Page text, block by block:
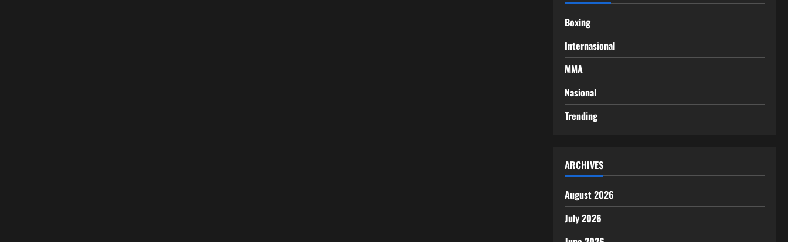
Boxing
Internasional
MMA
Nasional
Trending
ARCHIVES
August 2026
July 2026